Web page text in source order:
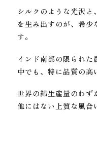
シルクのような光沢と
を生み出すのが、希
す。
インド南部の限られ
中でも、 特に品質の高
世界の綿生産量のわず
他にはない上質な風合